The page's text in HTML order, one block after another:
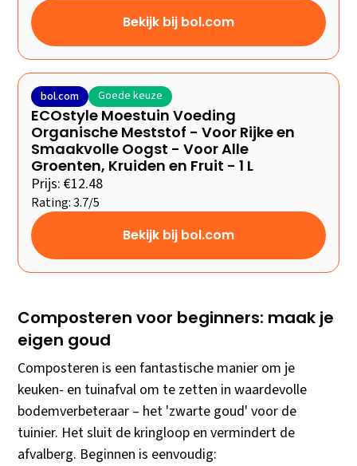
Bekijk bij bol.com
bol.com Goede keuze
ECOstyle Moestuin Voeding
Organische Meststof - Voor Rijke en
Smaakvolle Oogst - Voor Alle
Groenten, Kruiden en Fruit - 1 L
Prijs: €12.48
Rating: 3.7/5
Bekijk bij bol.com
Composteren voor beginners: maak je
eigen goud
Composteren is een fantastische manier om je
keuken- en tuinafval om te zetten in waardevolle
bodemverbeteraar – het 'zwarte goud' voor de
tuinier. Het sluit de kringloop en vermindert de
afvalberg. Beginnen is eenvoudig: